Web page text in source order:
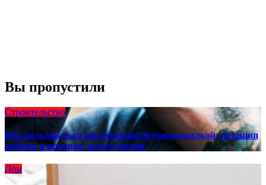
Вы пропустили
Строительство
Как пользоваться портативной бетономешалкой: принцип
работы и правила эксплуатации
Дом